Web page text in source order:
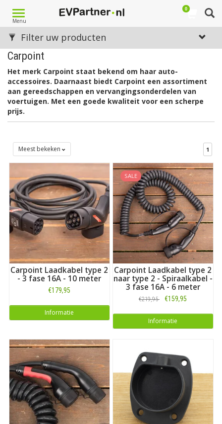
Toggle
navigation
Menu
0
Carpoint
Het merk Carpoint staat bekend om haar auto-
accessoires. Daarnaast biedt Carpoint een assortiment
aan gereedschappen en vervangingsonderdelen van
voertuigen. Met een goede kwaliteit voor een scherpe
prijs.
Filter uw producten
Meest bekeken 1
Carpoint Laadkabel type 2
- 3 fase 16A - 10 meter
€179,95
Informatie
SALE
Carpoint Laadkabel type 2
naar type 2 - Spiraalkabel -
3 fase 16A - 6 meter
€219,95 €159,95
Informatie